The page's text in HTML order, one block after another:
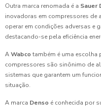
Outra marca renomada é a Sauer
inovadoras em compressores de
operar em condições adversas e
destacando-se pela eficiência
AWabco também é uma escolha
compressores são sinônimo de
sistemas que garantem um
situação.
A marca Denso é conhecida por